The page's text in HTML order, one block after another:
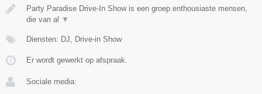
Party Paradise Drive-In Show is een groep enthousiaste mensen,
die van al ▼
Diensten: DJ, Drive-in Show
Er wordt gewerkt op afspraak.
Sociale media: